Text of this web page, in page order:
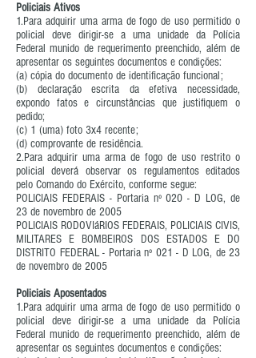
Policiais Ativos
1.Para adquirir uma arma de fogo de uso permitido o
policial deve dirigir-se a uma unidade da Polícia
Federal munido de requerimento preenchido, além de
apresentar os seguintes documentos e condições:
(a) cópia do documento de identificação funcional;
(b) declaração escrita da efetiva necessidade,
expondo fatos e circunstâncias que justifiquem o
pedido;
(c) 1 (uma) foto 3x4 recente;
(d) comprovante de residência.
2.Para adquirir uma arma de fogo de uso restrito o
policial deverá observar os regulamentos editados
pelo Comando do Exército, conforme segue:
POLICIAIS FEDERAIS - Portaria nº 020 - D LOG, de
23 de novembro de 2005
POLICIAIS RODOVIáRIOS FEDERAIS, POLICIAIS CIVIS,
MILITARES E BOMBEIROS DOS ESTADOS E DO
DISTRITO FEDERAL - Portaria nº 021 - D LOG, de 23
de novembro de 2005
Policiais Aposentados
1.Para adquirir uma arma de fogo de uso permitido o
policial deve dirigir-se a uma unidade da Polícia
Federal munido de requerimento preenchido, além de
apresentar os seguintes documentos e condições: